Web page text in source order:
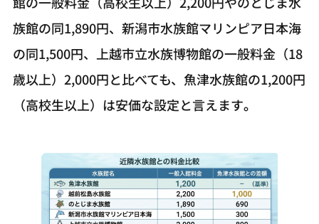
族館の同1,890円、新潟市水族館マリンピア日本海
の同1,500円、上越市立水族博物館の一般料金（18
歳以上）2,000円と比べても、魚津水族館の1,200円
（高校生以上）は安価な設定と言えます。